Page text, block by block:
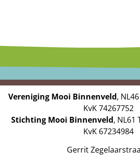
Vereniging Mooi Binnenveld,
KvK 74267752
Stichting Mooi Binnenveld, NL61
KvK 67234984
Gerrit